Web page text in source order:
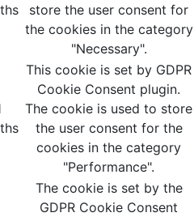
store the user consent for
the cookies in the category
"Necessary".
This cookie is set by GDPR
Cookie Consent plugin.
The cookie is used to store
the user consent for the
cookies in the category
"Performance".
The cookie is set by the
GDPR Cookie Consent